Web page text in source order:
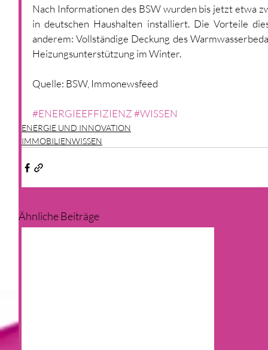
Nach Informationen des BSW wurden bis jetzt etwa
in deutschen Haushalten installiert. Die Vorteile
anderem: Vollständige Deckung des
Heizungsunterstützung im Winter.
Quelle: BSW, Immonewsfeed
#ENERGIEEFFIZIENZ#WISSEN
ENERGIE UND INNOVATION
IMMOBILIENWISSEN
Ähnliche Beiträge